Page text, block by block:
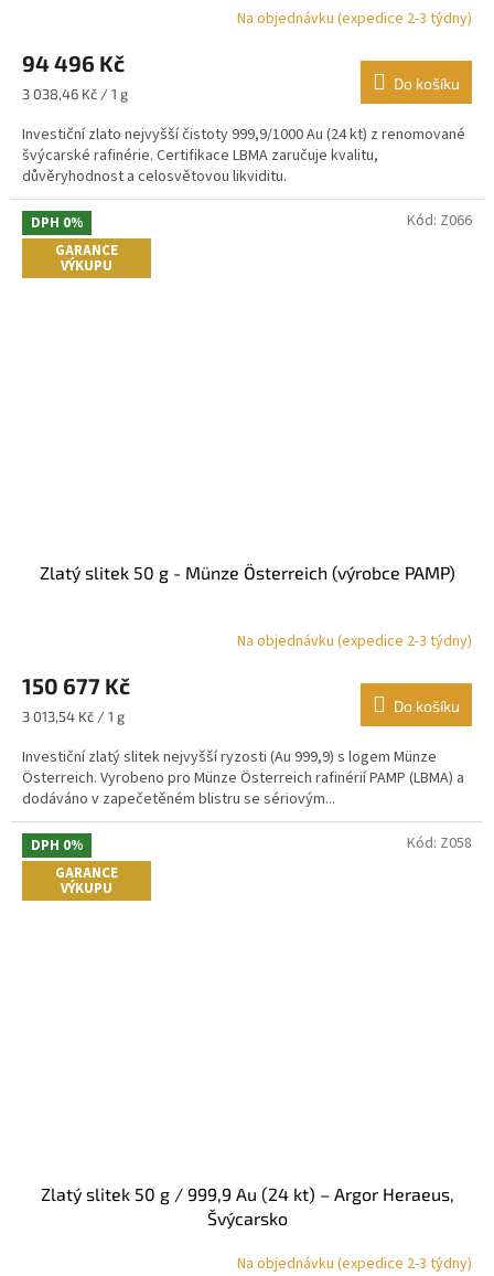
produktu
je
4,3
z
5
hvězdiček.
Na objednávku (expedice 2-3 týdny)
94 496 Kč
Měrná
3 038,46 Kč / 1 g
Do košíku
Investiční zlato nejvyšší čistoty 999,9/1000 Au (24 kt) z renomované
švýcarské rafinérie. Certifikace LBMA zaručuje kvalitu,
důvěryhodnost a celosvětovou likviditu.
DPH 0%
GARANCE
VÝKUPU
Zlatý slitek 50 g - Münze Österreich (výrobce PAMP)
produktu
je
4,9
z
5
hvězdiček.
Na objednávku (expedice 2-3 týdny)
150 677 Kč
Měrná
3 013,54 Kč / 1 g
Do košíku
Investiční zlatý slitek nejvyšší ryzosti (Au 999,9) s logem Münze
Österreich. Vyrobeno pro Münze Österreich rafinérií PAMP (LBMA) a
dodáváno v zapečetěném blistru se sériovým...
Kód: Z066
DPH 0%
GARANCE
VÝKUPU
Zlatý slitek 50 g / 999,9 Au (24 kt) – Argor Heraeus,
Švýcarsko
Na objednávku (expedice 2-3 týdny)
Kód: Z058